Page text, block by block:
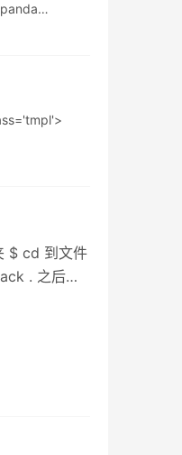
$ cd 到文件
. 之后的